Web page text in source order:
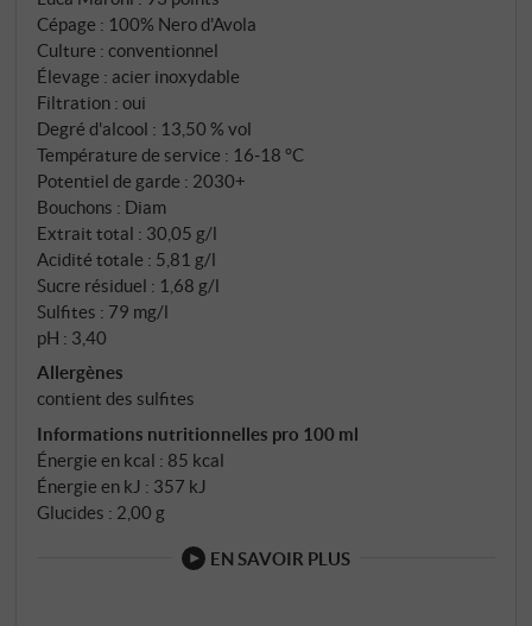
avec des tanins doux, une fraîcheur vive et une
bonne buvabilité. L'élevage en acier inoxydable
préserve la clarté et la typicité du cépage. Un nero
d'avola très typique et vinifié proprement avec un
caractère méditerranéen – idéal avec des pâtes, des
légumes braisés ou des viandes grillées.
SUPERIORE.DE
Cépage : 100% Nero d'Avola
Culture : conventionnel
Élevage : acier inoxydable
Filtration : oui
Degré d'alcool : 13,50 % vol
Température de service : 16‑18 °C
Potentiel de garde : 2030+
Bouchons : Diam
Extrait total : 30,05 g/l
Acidité totale : 5,81 g/l
Sucre résiduel : 1,68 g/l
Sulfites : 79 mg/l
pH : 3,40
Allergènes
contient des sulfites
Informations nutritionnelles pro 100 ml
Énergie en kcal : 85 kcal
Énergie en kJ : 357 kJ
Glucides : 2,00 g
EN SAVOIR PLUS